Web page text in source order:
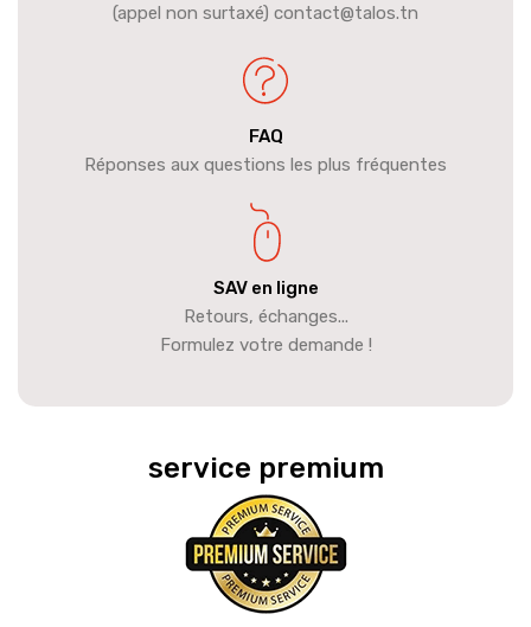
(appel non surtaxé) contact@talos.tn
FAQ
Réponses aux questions les plus fréquentes
SAV en ligne
Retours, échanges...
Formulez votre demande !
service premium